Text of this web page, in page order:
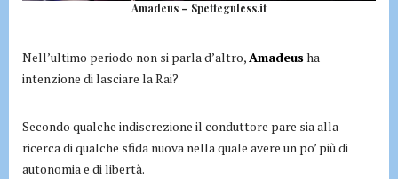
Amadeus – Spetteguless.it
Nell’ultimo periodo non si parla d’altro,Amadeus ha
intenzione di lasciare la Rai?
Secondo qualche indiscrezione il conduttore pare sia alla
ricerca di qualche sfida nuova nella quale avere un po’ più di
autonomia e di libertà.